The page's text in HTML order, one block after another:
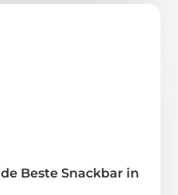
Beste Snackbar in